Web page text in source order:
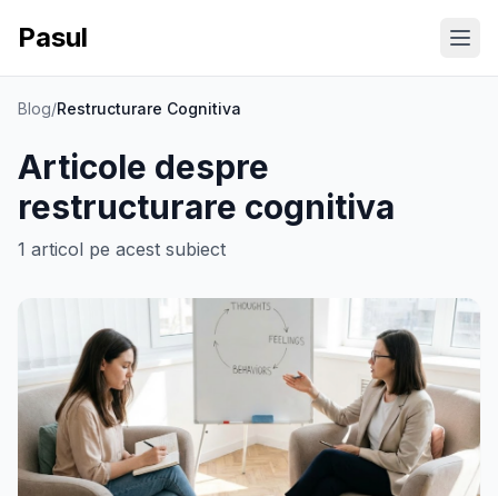
Pasul
Blog/Restructurare Cognitiva
Articole despre
restructurare cognitiva
1 articol pe acest subiect